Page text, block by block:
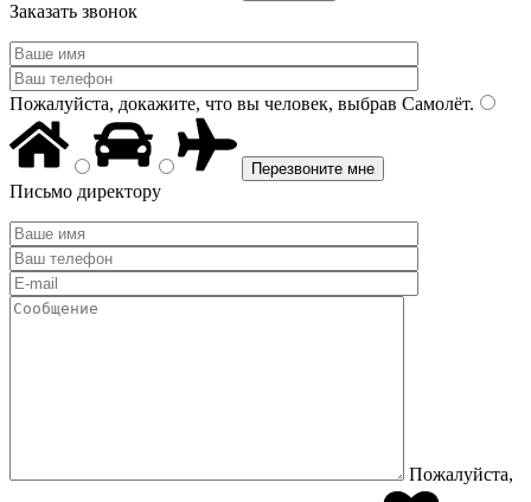
Заказать звонок
Пожалуйста, докажите, что вы человек, выбрав Самолёт.
Письмо директору
Пожалуйста,